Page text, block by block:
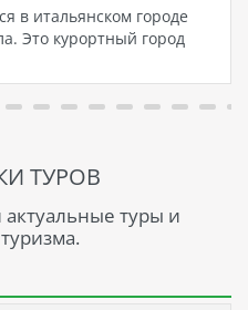
в итальянском городе
Это курортный город
ТУРОВ
туры и